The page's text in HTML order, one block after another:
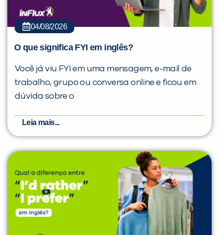
04/08/2026
O que significa FYI em inglês?
Você já viu FYI em uma mensagem, e-mail de
trabalho, grupo ou conversa online e ficou em
dúvida sobre o
Leia mais...